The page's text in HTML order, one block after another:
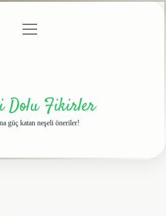
menüyü
Dolu Fikirler
güç katan neşeli öneriler!